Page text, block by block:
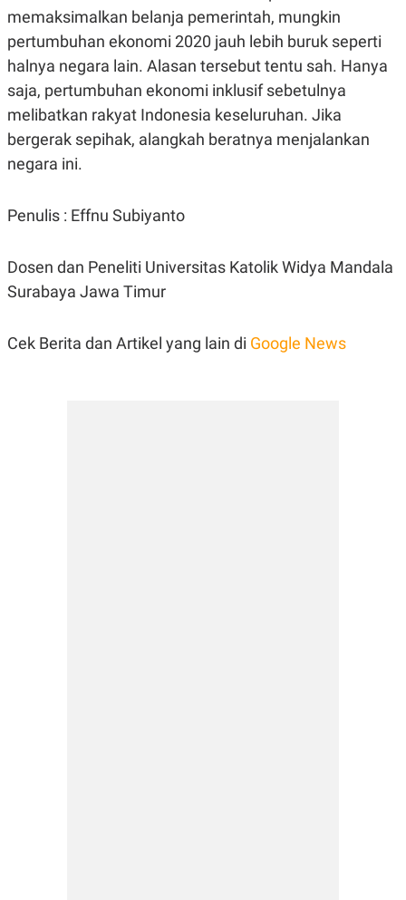
memaksimalkan belanja pemerintah, mungkin
pertumbuhan ekonomi 2020 jauh lebih buruk seperti
halnya negara lain. Alasan tersebut tentu sah. Hanya
saja, pertumbuhan ekonomi inklusif sebetulnya
melibatkan rakyat Indonesia keseluruhan. Jika
bergerak sepihak, alangkah beratnya menjalankan
negara ini.
Penulis : Effnu Subiyanto
Dosen dan Peneliti Universitas Katolik Widya Mandala
Surabaya Jawa Timur
Cek Berita dan Artikel yang lain di Google News